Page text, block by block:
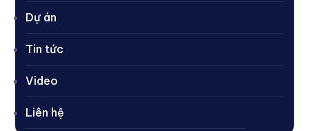
Dự án
Tin tức
Video
Liên hệ